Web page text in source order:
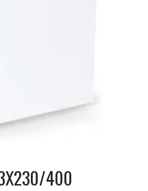
400